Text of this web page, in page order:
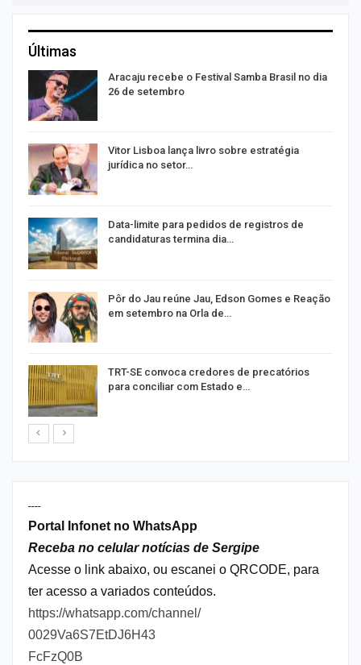
Últimas
Aracaju recebe o Festival Samba Brasil no dia
26 de setembro
Vitor Lisboa lança livro sobre estratégia
jurídica no setor…
Data-limite para pedidos de registros de
candidaturas termina dia…
Pôr do Jau reúne Jau, Edson Gomes e Reação
em setembro na Orla de…
TRT-SE convoca credores de precatórios
para conciliar com Estado e…
----
Portal Infonet no WhatsApp
Receba no celular notícias de Sergipe
Acesse o link abaixo, ou escanei o QRCODE, para
ter acesso a variados conteúdos.
https://whatsapp.com/channel/
0029Va6S7EtDJ6H43
FcFzQ0B